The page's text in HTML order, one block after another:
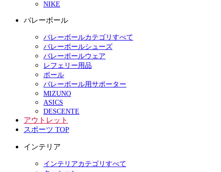
NIKE
バレーボール
バレーボールカテゴリすべて
バレーボールシューズ
バレーボールウェア
レフェリー用品
ボール
バレーボール用サポーター
MIZUNO
ASICS
DESCENTE
アウトレット
スポーツ TOP
インテリア
インテリアカテゴリすべて